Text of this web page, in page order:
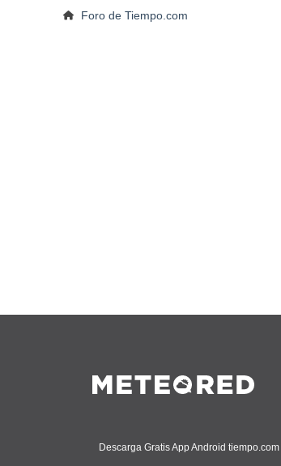
Foro de Tiempo.com
Descarga Gratis App Android tiempo.com